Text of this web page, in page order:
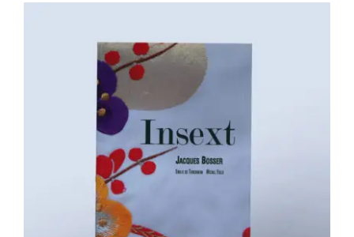
Jacques Bosser – Insext